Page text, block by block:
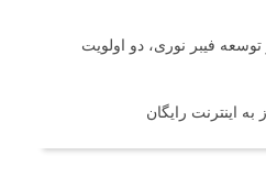
فیبر نوری، دو اولویت
اینترنت رایگان